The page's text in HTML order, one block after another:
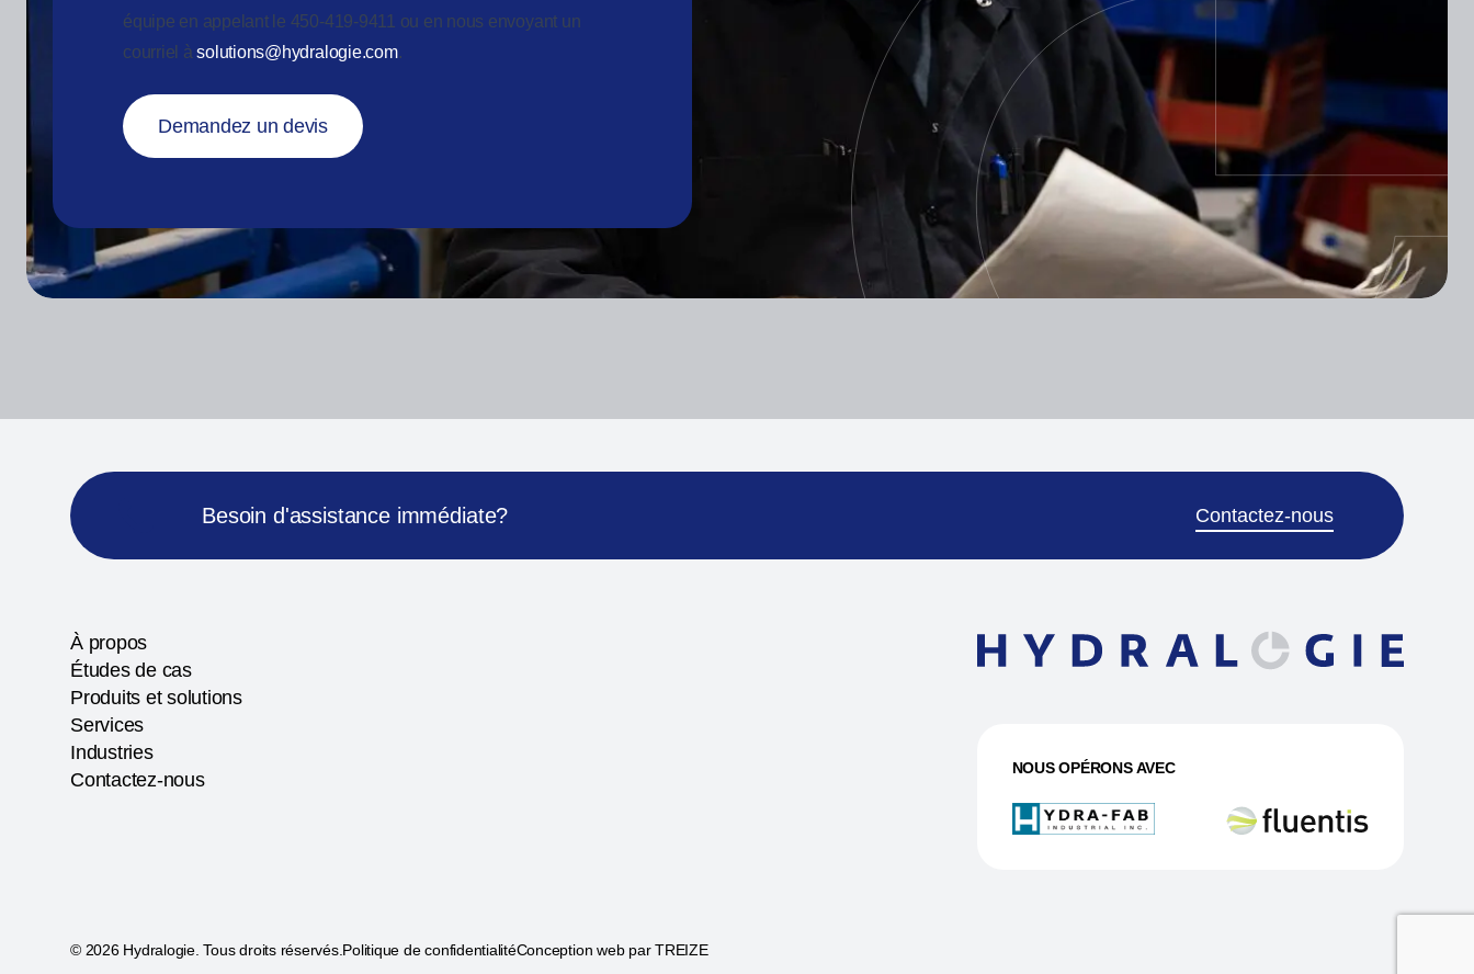
équipe en appelant le 450-419-9411 ou en nous envoyant un
courriel àsolutions@hydralogie.com.
Demandez un devis
Besoin d'assistance immédiate? Contactez-nous
À propos
Études de cas
Produits et solutions
Services
Industries
Contactez-nous
NOUS OPÉRONS AVEC
© 2026 Hydralogie. Tous droits réservés.Politique de confidentialitéConception web parTREIZE